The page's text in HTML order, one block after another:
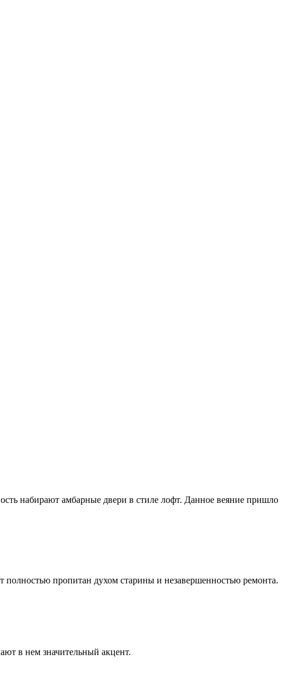
набирают амбарные двери в стиле лофт. Данное веяние пришло
полностью пропитан духом старины и незавершенностью ремонта.
в нем значительный акцент.